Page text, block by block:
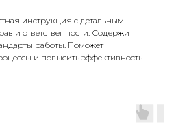
инструкция с детальным
и ответственности. Содержит
работы. Поможет
и повысить эффективность